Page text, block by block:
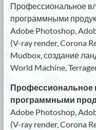
Профессиональное
программными
Adobe Photoshop,
(V-ray render, Corona
Mudbox, создание
World Machine,
программными
Adobe Photoshop,
(V-ray render, Corona